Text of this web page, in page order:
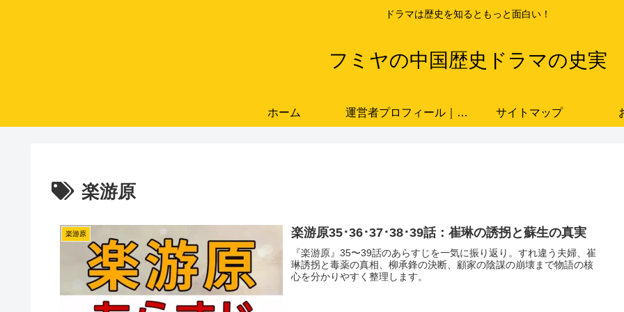
ドラマは歴史を知るともっと面白い！
フミヤの中国歴史ドラマの史実
ホーム 運営者プロフィール｜ドラマと史実をつなぐ歴史ブロガー「フミヤ」 サイトマップ
楽游原
楽游原 楽游原35･36･37･38･39話：崔琳の誘拐と蘇生の真実
『楽游原』35〜39話のあらすじを一気に振り返り。すれ違う夫婦、崔
琳誘拐と毒薬の真相、柳承鋒の決断、顧家の陰謀の崩壊まで物語の核
心を分かりやすく整理します。